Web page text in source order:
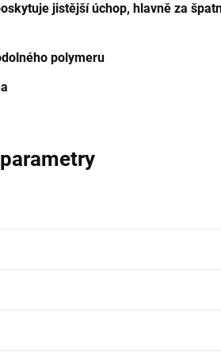
jistější úchop, hlavně za
polymeru